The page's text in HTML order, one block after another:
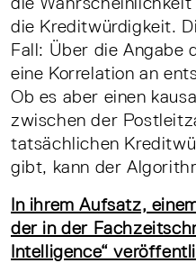
die Kreditwürdigkeit.
Fall: Über die Angabe
eine Korrelation an
Ob es aber einen
zwischen der
tatsächlichen
gibt, kann der
In ihrem Aufsatz,
der in der
Intelligence“